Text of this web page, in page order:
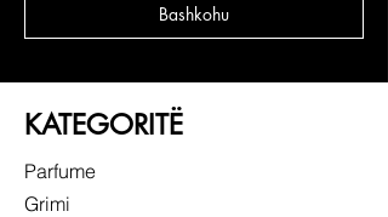
Bashkohu
KATEGORITË
Parfume
Grimi